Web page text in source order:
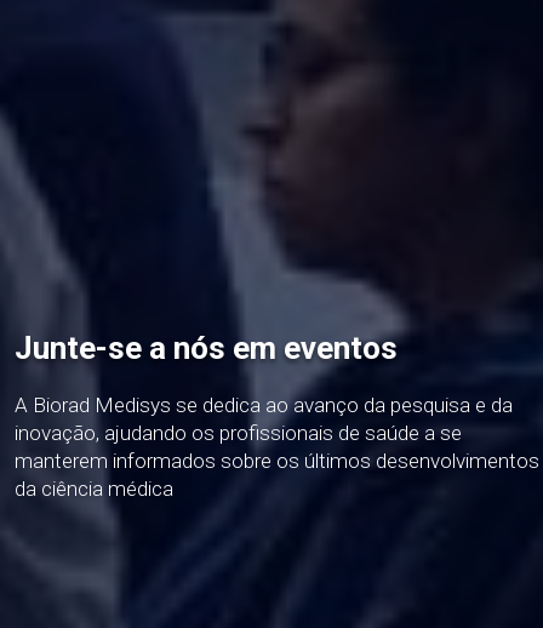
Junte-se a nós em eventos
A Biorad Medisys se dedica ao avanço da pesquisa e da
inovação, ajudando os profissionais de saúde a se
manterem informados sobre os últimos desenvolvimentos
da ciência médica